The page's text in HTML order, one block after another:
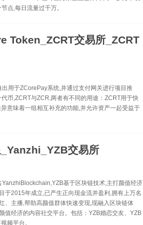
点,每日流量过千万。
Token_ZCRT交易所_ZCRT
用于ZCorePay系统,并通过支付网关进行项目推
币,ZCRT与ZCR,两者有不同的用途：ZCRT用于快
意味着一组相互补充的功能,并允许资产一起受益于
交易所
基于区块链技术,主打颜值经济
于2015年成立,已产生正向现金流并盈利,拥有上万名
、主播,帮助高颜值群体快速变现,现融入区块链体
值经济的内容社交平台。包括：YZB婚恋交友、YZB
频平台。